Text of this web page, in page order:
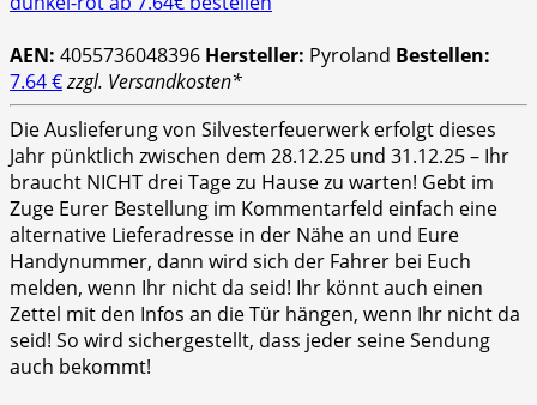
AEN: 4055736048396 Hersteller: Pyroland Bestellen:
7.64 €zzgl. Versandkosten*
Die Auslieferung von Silvesterfeuerwerk erfolgt dieses
Jahr pünktlich zwischen dem 28.12.25 und 31.12.25 – Ihr
braucht NICHT drei Tage zu Hause zu warten! Gebt im
Zuge Eurer Bestellung im Kommentarfeld einfach eine
alternative Lieferadresse in der Nähe an und Eure
Handynummer, dann wird sich der Fahrer bei Euch
melden, wenn Ihr nicht da seid! Ihr könnt auch einen
Zettel mit den Infos an die Tür hängen, wenn Ihr nicht da
seid! So wird sichergestellt, dass jeder seine Sendung
auch bekommt!